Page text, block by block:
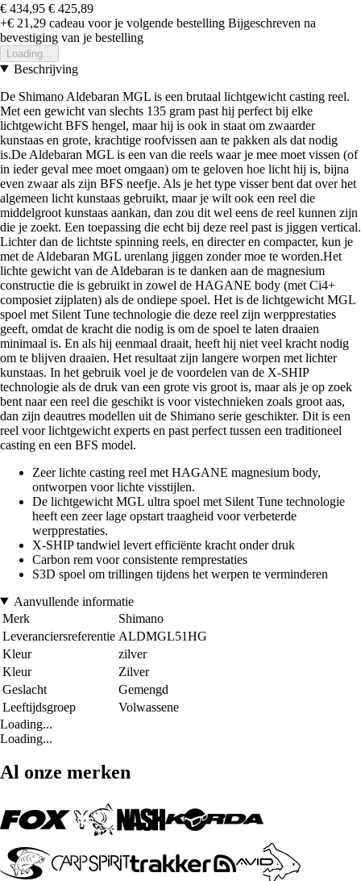
€ 434,95 € 425,89
+€ 21,29 cadeau voor je volgende bestelling Bijgeschreven na
bevestiging van je bestelling
Loading...
Beschrijving
De Shimano Aldebaran MGL is een brutaal lichtgewicht casting reel.
Met een gewicht van slechts 135 gram past hij perfect bij elke
lichtgewicht BFS hengel, maar hij is ook in staat om zwaarder
kunstaas en grote, krachtige roofvissen aan te pakken als dat nodig
is.De Aldebaran MGL is een van die reels waar je mee moet vissen (of
in ieder geval mee moet omgaan) om te geloven hoe licht hij is, bijna
even zwaar als zijn BFS neefje. Als je het type visser bent dat over het
algemeen licht kunstaas gebruikt, maar je wilt ook een reel die
middelgroot kunstaas aankan, dan zou dit wel eens de reel kunnen zijn
die je zoekt. Een toepassing die echt bij deze reel past is jiggen vertical.
Lichter dan de lichtste spinning reels, en directer en compacter, kun je
met de Aldebaran MGL urenlang jiggen zonder moe te worden.Het
lichte gewicht van de Aldebaran is te danken aan de magnesium
constructie die is gebruikt in zowel de HAGANE body (met Ci4+
composiet zijplaten) als de ondiepe spoel. Het is de lichtgewicht MGL
spoel met Silent Tune technologie die deze reel zijn werpprestaties
geeft, omdat de kracht die nodig is om de spoel te laten draaien
minimaal is. En als hij eenmaal draait, heeft hij niet veel kracht nodig
om te blijven draaien. Het resultaat zijn langere worpen met lichter
kunstaas. In het gebruik voel je de voordelen van de X-SHIP
technologie als de druk van een grote vis groot is, maar als je op zoek
bent naar een reel die geschikt is voor vistechnieken zoals groot aas,
dan zijn deautres modellen uit de Shimano serie geschikter. Dit is een
reel voor lichtgewicht experts en past perfect tussen een traditioneel
casting en een BFS model.
Zeer lichte casting reel met HAGANE magnesium body,
ontworpen voor lichte visstijlen.
De lichtgewicht MGL ultra spoel met Silent Tune technologie
heeft een zeer lage opstart traagheid voor verbeterde
werpprestaties.
X-SHIP tandwiel levert efficiënte kracht onder druk
Carbon rem voor consistente remprestaties
S3D spoel om trillingen tijdens het werpen te verminderen
Aanvullende informatie
Merk
Shimano
Leveranciersreferentie ALDMGL51HG
Kleur
zilver
Kleur
Zilver
Geslacht
Gemengd
Leeftijdsgroep
Volwassene
Loading...
Loading...
Al onze merken